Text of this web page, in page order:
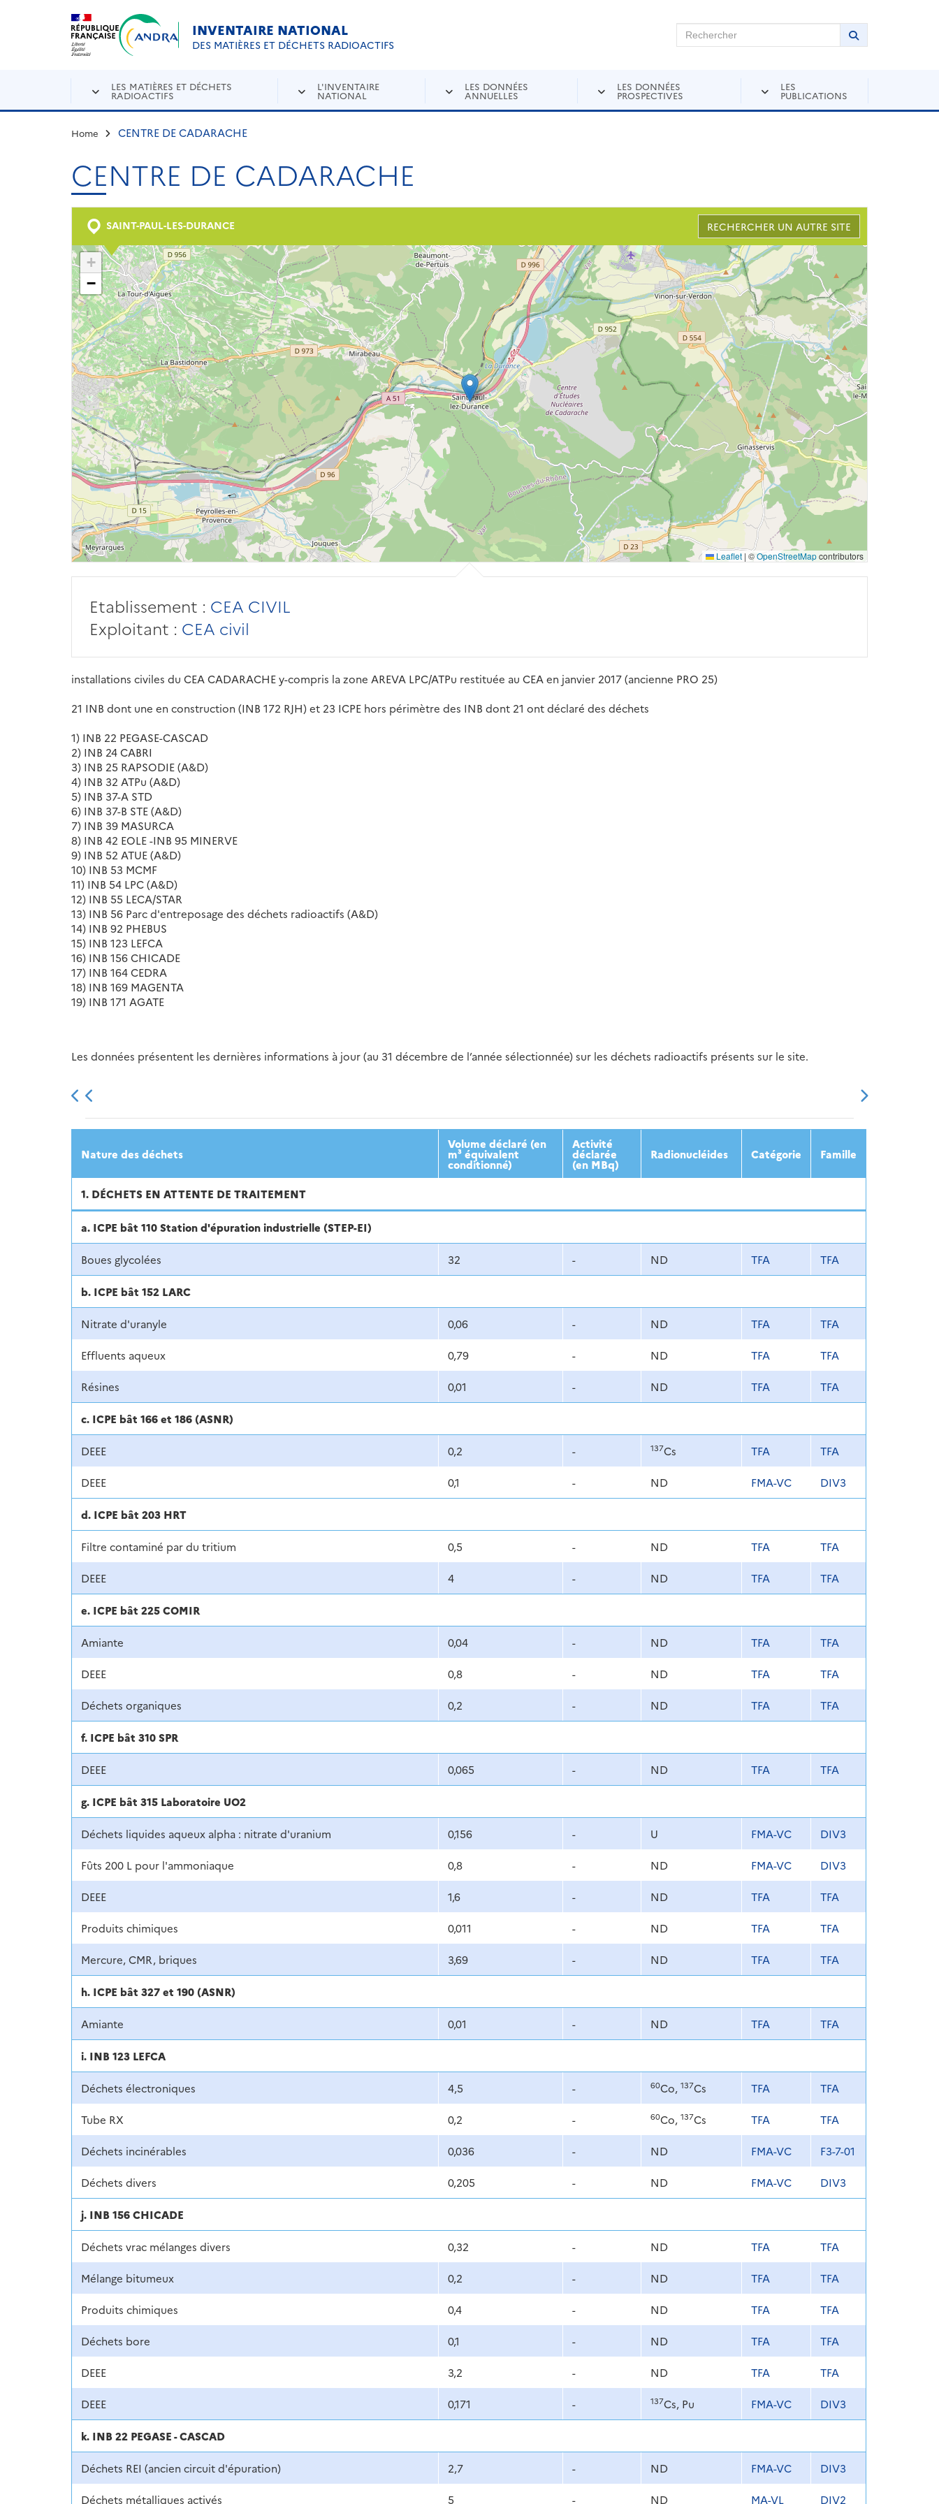
Aller au contenu principal
INVENTAIRE NATIONAL
DES MATIÈRES ET DÉCHETS RADIOACTIFS
Rechercher sur Andra Inventaire Rechercher
Lancer la
LES MATIÈRES ET DÉCHETS
RADIOACTIFS
L'INVENTAIRE
NATIONAL
LES DONNÉES
ANNUELLES
LES DONNÉES
PROSPECTIVES
LES
PUBLICATIONS
Home CENTRE DE CADARACHE
CENTRE DE CADARACHE
SAINT-PAUL-LES-DURANCE RECHERCHER UN AUTRE SITE
+
−
Leaflet | ©OpenStreetMapcontributors
Etablissement : CEA CIVIL
Exploitant : CEA civil
installations civiles du CEA CADARACHE y-compris la zone AREVA LPC/ATPu restituée au CEA en janvier 2017 (ancienne PRO 25)
21 INB dont une en construction (INB 172 RJH) et 23 ICPE hors périmètre des INB dont 21 ont déclaré des déchets
1) INB 22 PEGASE-CASCAD
2) INB 24 CABRI
3) INB 25 RAPSODIE (A&D)
4) INB 32 ATPu (A&D)
5) INB 37-A STD
6) INB 37-B STE (A&D)
7) INB 39 MASURCA
8) INB 42 EOLE -INB 95 MINERVE
9) INB 52 ATUE (A&D)
10) INB 53 MCMF
11) INB 54 LPC (A&D)
12) INB 55 LECA/STAR
13) INB 56 Parc d'entreposage des déchets radioactifs (A&D)
14) INB 92 PHEBUS
15) INB 123 LEFCA
16) INB 156 CHICADE
17) INB 164 CEDRA
18) INB 169 MAGENTA
19) INB 171 AGATE
Les données présentent les dernières informations à jour (au 31 décembre de l’année sélectionnée) sur les déchets radioactifs présents sur le site.
2013 2014 2015 2016 2017 2018 2019 2020 2021 2022 2023
Nature des déchets
Volume déclaré (en
m³ équivalent
conditionné)
Activité
déclarée
(en MBq)
Radionucléides Catégorie Famille
1. DÉCHETS EN ATTENTE DE TRAITEMENT
a. ICPE bât 110 Station d'épuration industrielle (STEP-EI)
Boues glycolées 32 - ND TFA TFA
b. ICPE bât 152 LARC
Nitrate d'uranyle 0,06 - ND TFA TFA
Effluents aqueux 0,79 - ND TFA TFA
Résines 0,01 - ND TFA TFA
c. ICPE bât 166 et 186 (ASNR)
DEEE 0,2 - 137Cs TFA TFA
DEEE 0,1 - ND FMA-VC DIV3
d. ICPE bât 203 HRT
Filtre contaminé par du tritium 0,5 - ND TFA TFA
DEEE 4 - ND TFA TFA
e. ICPE bât 225 COMIR
Amiante 0,04 - ND TFA TFA
DEEE 0,8 - ND TFA TFA
Déchets organiques 0,2 - ND TFA TFA
f. ICPE bât 310 SPR
DEEE 0,065 - ND TFA TFA
g. ICPE bât 315 Laboratoire UO2
Déchets liquides aqueux alpha : nitrate d'uranium 0,156 - U FMA-VC DIV3
Fûts 200 L pour l'ammoniaque 0,8 - ND FMA-VC DIV3
DEEE 1,6 - ND TFA TFA
Produits chimiques 0,011 - ND TFA TFA
Mercure, CMR, briques 3,69 - ND TFA TFA
h. ICPE bât 327 et 190 (ASNR)
Amiante 0,01 - ND TFA TFA
i. INB 123 LEFCA
Déchets électroniques 4,5 - 60Co, 137Cs TFA TFA
Tube RX 0,2 - 60Co, 137Cs TFA TFA
Déchets incinérables 0,036 - ND FMA-VC F3-7-01
Déchets divers 0,205 - ND FMA-VC DIV3
j. INB 156 CHICADE
Déchets vrac mélanges divers 0,32 - ND TFA TFA
Mélange bitumeux 0,2 - ND TFA TFA
Produits chimiques 0,4 - ND TFA TFA
Déchets bore 0,1 - ND TFA TFA
DEEE 3,2 - ND TFA TFA
DEEE 0,171 - 137Cs, Pu FMA-VC DIV3
k. INB 22 PEGASE - CASCAD
Déchets REI (ancien circuit d'épuration) 2,7 - ND FMA-VC DIV3
Déchets métalliques activés 5 - ND MA-VL DIV2